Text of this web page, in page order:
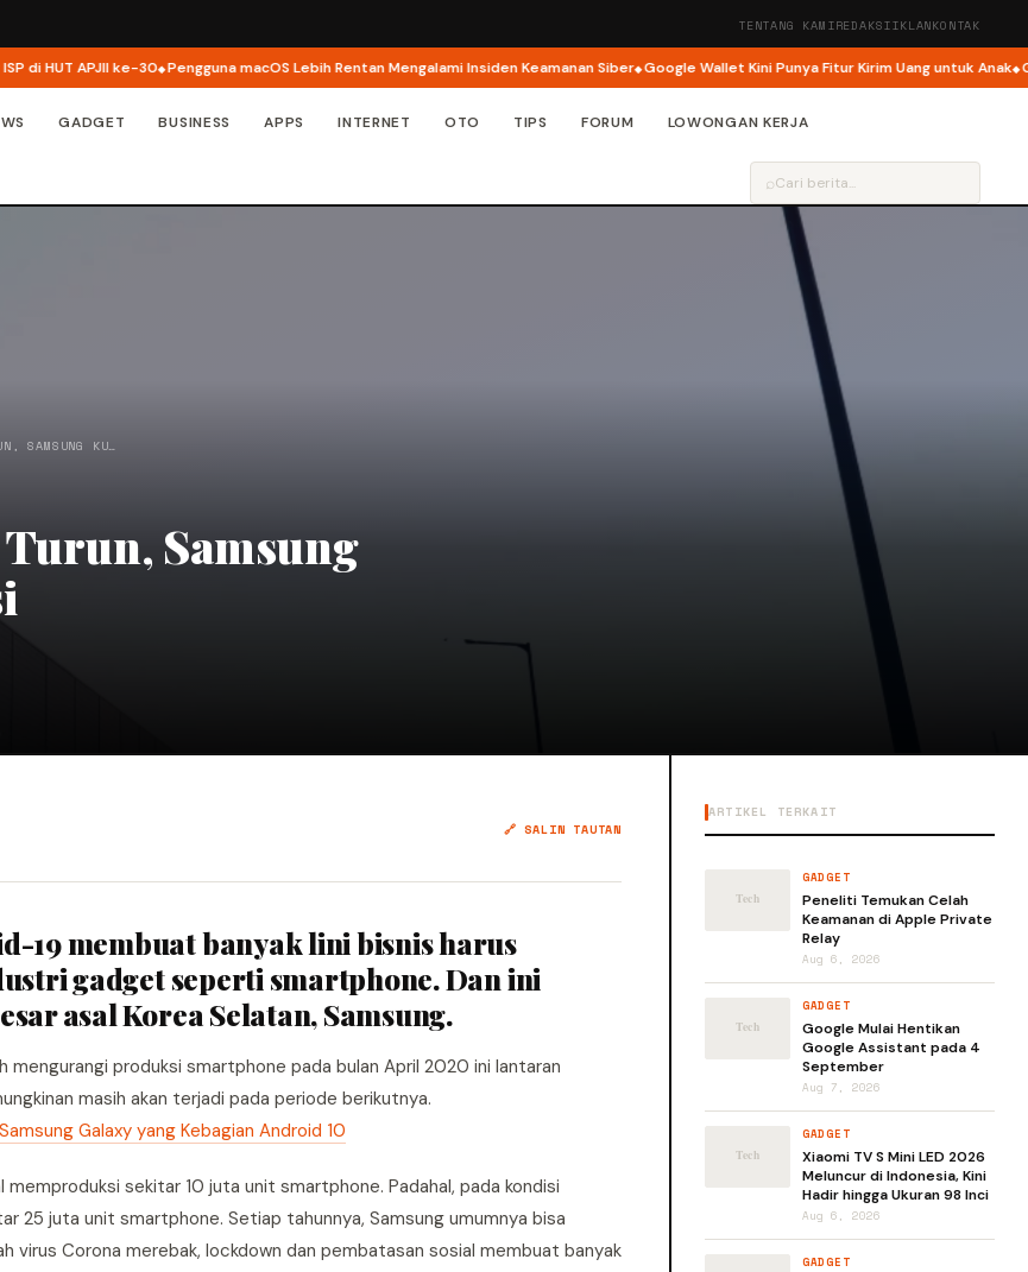
TENTANG KAMIREDAKSIIKLANKONTAK
APJII ke-30 Pengguna macOS Lebih Rentan Mengalami Insiden Keamanan Siber Google Wallet Kini Punya Fitur Kirim Uang untuk Anak
GADGET BUSINESS APPS INTERNET OTO TIPS FORUM LOWONGAN KERJA
⌕
SAMSUNG KU…
Samsung
🔗 SALIN TAUTAN
19 membuat banyak lini bisnis harus
gadget seperti smartphone. Dan ini
asal Korea Selatan, Samsung.
mengurangi produksi smartphone pada bulan April 2020 ini lantaran
masih akan terjadi pada periode berikutnya.
Galaxy yang Kebagian Android 10
sekitar 10 juta unit smartphone. Padahal, pada kondisi
25 juta unit smartphone. Setiap tahunnya, Samsung umumnya bisa
Corona merebak, lockdown dan pembatasan sosial membuat banyak
ARTIKEL TERKAIT
GADGET
Peneliti Temukan Celah
Keamanan di Apple Private
Relay
Aug 6, 2026
GADGET
Google Mulai Hentikan
Google Assistant pada 4
September
Aug 7, 2026
GADGET
Xiaomi TV S Mini LED 2026
Meluncur di Indonesia, Kini
Hadir hingga Ukuran 98 Inci
Aug 6, 2026
GADGET